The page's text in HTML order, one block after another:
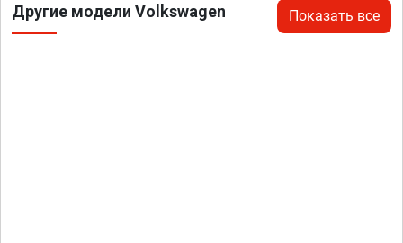
Другие модели Volkswagen Показать все